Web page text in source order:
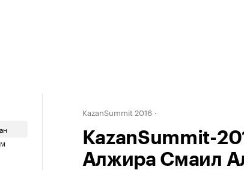
KazanSummit 2016
KazanSummit-
Алжира Смаил